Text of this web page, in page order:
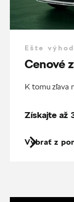
Ešte
Cenové
K tomu zľava
Získajte až
Vybrať z